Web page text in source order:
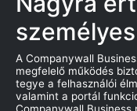
ZÁROLÁS
AZ
A Companywall
megfelelő működés
tegye a felhasználói
valamint a portál